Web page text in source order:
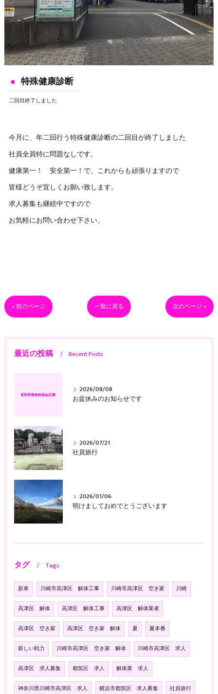
特殊健康診断
二回目終了しました
今月に、年二回行う特殊健康診断の二回目が終了しました
社員全員特に問題なしです。
健康第一！ 安全第一！で、これからも頑張りますので
皆様どうぞ宜しくお願い致します。
求人募集も継続中ですので
お気軽にお問い合わせ下さい。
< 前のページ 一覧に戻る 次のページ >
最近の投稿 Recent Posts
2026/08/08
お盆休みのお知らせです
2026/07/21
社員旅行
2026/01/06
明けましておめでとうございます
タグ Tags
新車 川崎市高津区 解体工事 川崎市高津区 空き家 川崎
高津区 解体 高津区 解体工事 高津区 解体業者
高津区 空き家 高津区 空き家 解体 夏 夏本番
新しい戦力 川崎市高津区 空き家 解体 川崎市高津区 求人
高津区 求人募集 都筑区 求人 解体業 求人
神奈川県川崎市高津区 求人 横浜市都筑区 求人募集 社員旅行